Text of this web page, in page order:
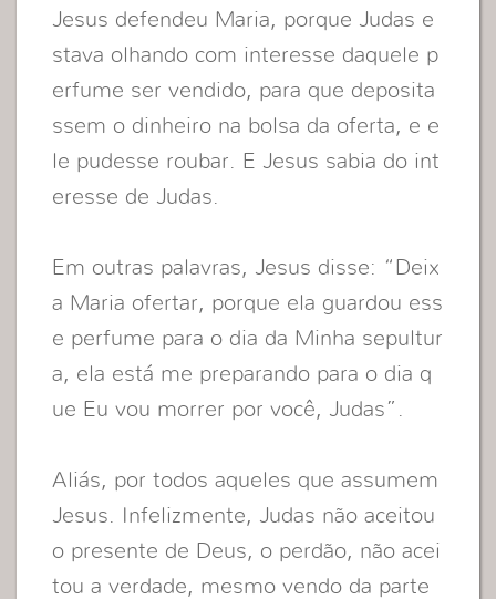
Jesus defendeu Maria, porque Judas e
stava olhando com interesse daquele p
erfume ser vendido, para que deposita
ssem o dinheiro na bolsa da oferta, e e
le pudesse roubar. E Jesus sabia do int
eresse de Judas.
Em outras palavras, Jesus disse: “Deix
a Maria ofertar, porque ela guardou ess
e perfume para o dia da Minha sepultur
a, ela está me preparando para o dia q
ue Eu vou morrer por você, Judas”.
Aliás, por todos aqueles que assumem
Jesus. Infelizmente, Judas não aceitou
o presente de Deus, o perdão, não acei
tou a verdade, mesmo vendo da parte